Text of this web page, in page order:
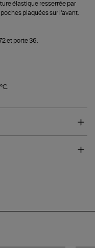
élastique resserrée par
plaquées sur l'avant,
et porte 36.